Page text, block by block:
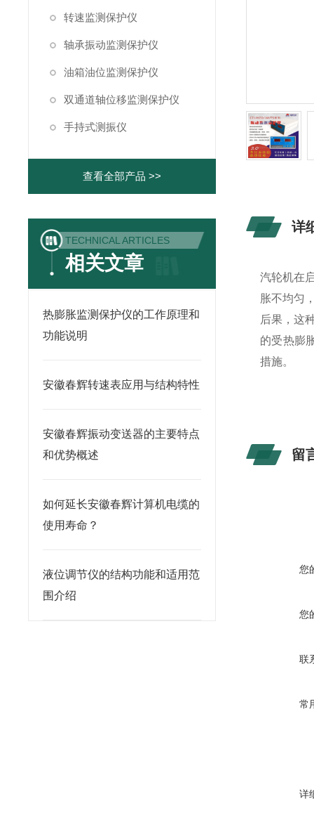
转速监测保护仪
轴承振动监测保护仪
油箱油位监测保护仪
双通道轴位移监测保护仪
手持式测振仪
查看全部产品 >>
TECHNICAL ARTICLES
相关文章
热膨胀监测保护仪的工作原理和
功能说明
安徽春辉转速表应用与结构特性
安徽春辉振动变送器的主要特点
和优势概述
如何延长安徽春辉计算机电缆的
使用寿命？
液位调节仪的结构功能和适用范
围介绍
详
汽轮机在
胀不均匀
后果，这
的受热膨
措施。
留
您
您
联
常
详